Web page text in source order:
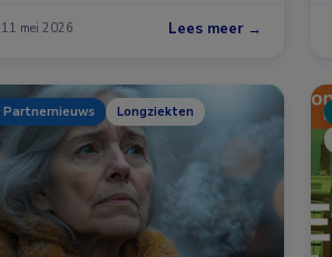
11 mei 2026 Lees meer →
Partnernieuws Longziekten